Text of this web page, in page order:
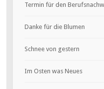
Termin für den
Danke für die Blumen
Schnee von gestern
Im Osten was Neues